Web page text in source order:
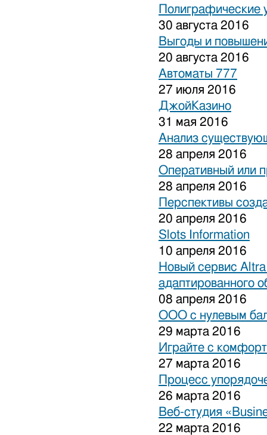
Полиграфические
30 августа 2016
Выгоды и
20 августа 2016
Автоматы 777
27 июля 2016
ДжойКазино
31 мая 2016
Анализ
28 апреля 2016
Оперативный или
28 апреля 2016
Перспективы
20 апреля 2016
Slots Information
10 апреля 2016
Новый сервис Altra
адаптированного
08 апреля 2016
ООО с нулевым
29 марта 2016
Играйте с
27 марта 2016
Процесс
26 марта 2016
Веб-студия
22 марта 2016